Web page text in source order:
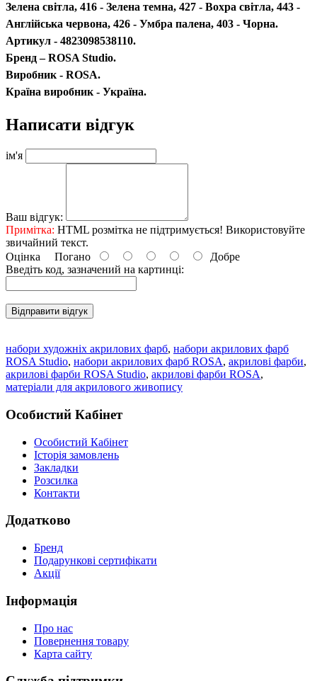
Зелена світла, 416 - Зелена темна, 427 - Вохра світла, 443 -
Англійська червона, 426 - Умбра палена, 403 - Чорна.
Артикул - 4823098538110.
Бренд – ROSA Studio.
Виробник - ROSA.
Країна виробник - Україна.
Написати відгук
ім'я
Ваш відгук:
Примітка: HTML розмітка не підтримується! Використовуйте
звичайний текст.
Оцінка Погано
Добре
Введіть код, зазначений на картинці:
Відправити відгук
набори художніх акрилових фарб, набори акрилових фарб
ROSA Studio, набори акрилових фарб ROSA, акрилові фарби,
акрилові фарби ROSA Studio, акрилові фарби ROSA,
матеріали для акрилового живопису
Особистий Кабінет
Особистий Кабінет
Історія замовлень
Закладки
Розсилка
Контакти
Додатково
Бренд
Подарункові сертифікати
Акції
Інформація
Про нас
Повернення товару
Карта сайту